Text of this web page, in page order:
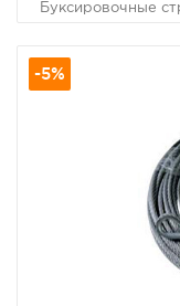
Буксировочные
практически
при движении, но
автомобиля, так
народе эти
следует помнить,
специальной
автомобиль и
Разрывная
-5%